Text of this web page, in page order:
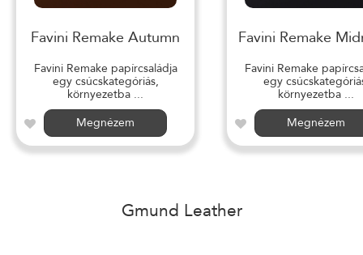
Favini Remake Autumn
Favini Remake papírcsaládja
egy csúcskategóriás,
környezetba ...
Megnézem
Favini Remake
Favini Remake
egy
környezetba ...
Megnézem
Gmund Leather